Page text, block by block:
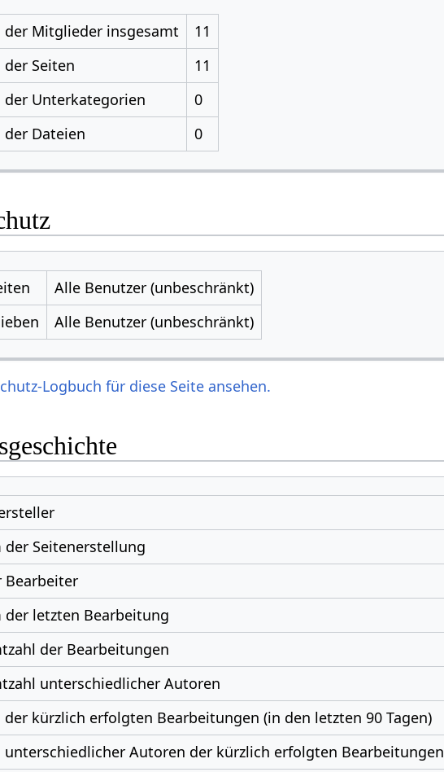
der Mitglieder insgesamt
11
der Seiten
11
der Unterkategorien
0
der Dateien
0
Alle Benutzer (unbeschränkt)
Alle Benutzer (unbeschränkt)
Logbuch für diese Seite ansehen.
der Seitenerstellung
Bearbeiter
der letzten Bearbeitung
der Bearbeitungen
unterschiedlicher Autoren
der kürzlich erfolgten Bearbeitungen (in den letzten 90 Tagen)
unterschiedlicher Autoren der kürzlich erfolgten Bearbeitungen